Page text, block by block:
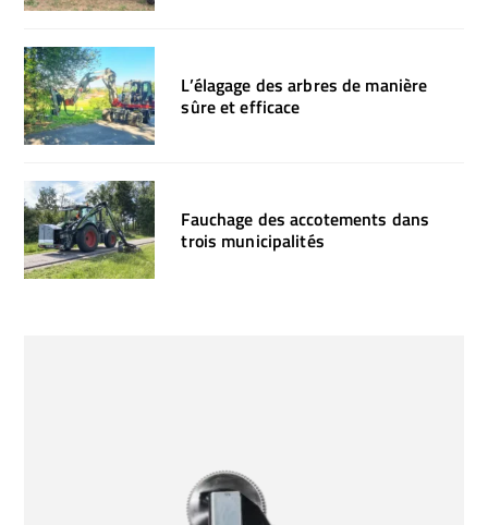
L’élagage des arbres de manière
sûre et efficace
Fauchage des accotements dans
trois municipalités